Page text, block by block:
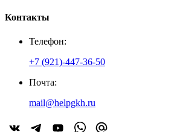
Контакты
Телефон:
+7 (921)-447-36-50
Почта:
mail@helpgkh.ru